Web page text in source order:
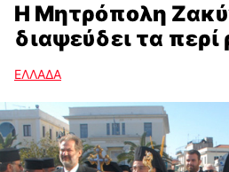
Η Μητρόπολη
διαψεύδει τα περί
ΕΛΛΑΔΑ